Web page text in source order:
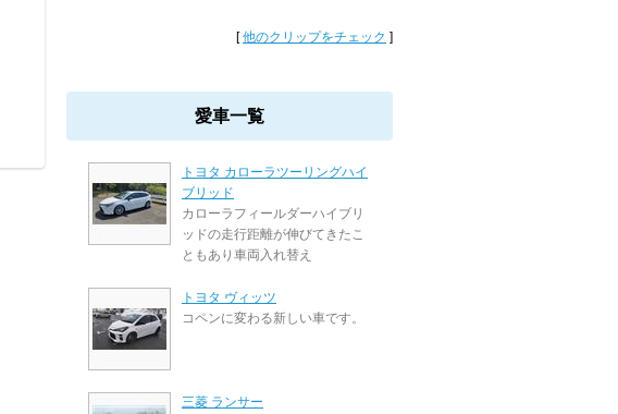
[他のクリップをチェック ]
愛車一覧
トヨタ カローラツーリングハイ
ブリッド
カローラフィールダーハイブリ
ッドの走行距離が伸びてきたこ
ともあり車両入れ替え
トヨタ ヴィッツ
コペンに変わる新しい車です。
三菱 ランサー